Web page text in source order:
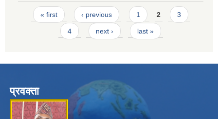
Pages
« first ‹ previous 1 2 3
4 next › last »
प्रवक्ता